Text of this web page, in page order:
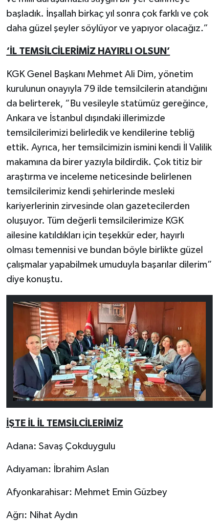
başladık. İnşallah birkaç yıl sonra çok farklı ve çok
daha güzel şeyler söylüyor ve yapıyor olacağız.”
‘İL TEMSİLCİLERİMİZ HAYIRLI OLSUN’
KGK Genel Başkanı Mehmet Ali Dim, yönetim
kurulunun onayıyla 79 ilde temsilcilerin atandığını
da belirterek, “Bu vesileyle statümüz gereğince,
Ankara ve İstanbul dışındaki illerimizde
temsilcilerimizi belirledik ve kendilerine tebliğ
ettik. Ayrıca, her temsilcimizin ismini kendi İl Valilik
makamına da birer yazıyla bildirdik. Çok titiz bir
araştırma ve inceleme neticesinde belirlenen
temsilcilerimiz kendi şehirlerinde mesleki
kariyerlerinin zirvesinde olan gazetecilerden
oluşuyor. Tüm değerli temsilcilerimize KGK
ailesine katıldıkları için teşekkür eder, hayırlı
olması temennisi ve bundan böyle birlikte güzel
çalışmalar yapabilmek umuduyla başarılar dilerim”
diye konuştu.
İŞTE İL İL TEMSİLCİLERİMİZ
Adana: Savaş Çokduygulu
Adıyaman: İbrahim Aslan
Afyonkarahisar: Mehmet Emin Güzbey
Ağrı: Nihat Aydın